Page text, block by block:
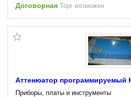
Договорная Торг возможен
Аттенюатор программируемый
Приборы, платы и инструменты